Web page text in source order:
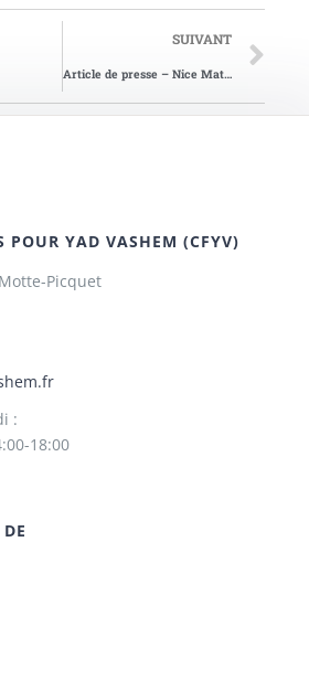
SUIVANT
Article de presse – Nice Matin du 23/07/
POUR YAD VASHEM (CFYV)
Picquet
:
18:00